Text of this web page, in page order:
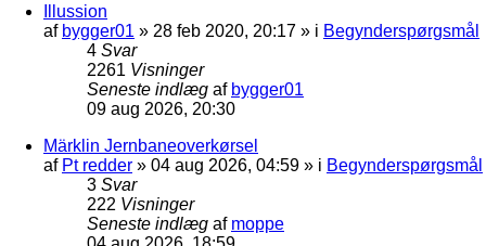
Illussion
af bygger01 » 28 feb 2020, 20:17 » i Begynderspørgsmål
4 Svar
2261 Visninger
Seneste indlæg af bygger01
09 aug 2026, 20:30
Märklin Jernbaneoverkørsel
af Pt redder » 04 aug 2026, 04:59 » i Begynderspørgsmål
3 Svar
222 Visninger
Seneste indlæg af moppe